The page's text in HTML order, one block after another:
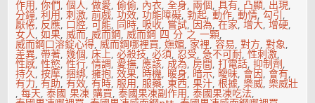
作用,你們,個人,做愛,偷偷, 內衣,全身, 兩個,具有, 凸顯, 出現,
分鐘,利用,刺激,前戲,功效,功能障礙,勃起,動作,動情,勾引,
厭倦, 反應, 口腔,可能, 同時, 吸收, 嘗試, 因為,在家,增大,增硬,
女人,如果,威而,威而鋼,威而鋼 四 分 之 一顆,
威而鋼口溶錠心得,威而鋼哪裡買,嫵媚, 家裡,容易,對方,對象,
差異,帶著,幾個,床上,必殺技,必須, 忍受,急不可耐,性刺激,
性感,性慾,性行,情調, 愛撫,應該, 成為,房間,打電話,抑制劑,
持久,按摩,捆綁,擁抱,效果, 時機, 暖身, 暗示, 曖昧, 會因, 會有,
有力,有助,有效,有時,服用,服藥,東西,果汁,根據,樂威,樂威壯
,每天,泰國 果凍 購買,泰國果凍副作用,泰國果凍吃法,